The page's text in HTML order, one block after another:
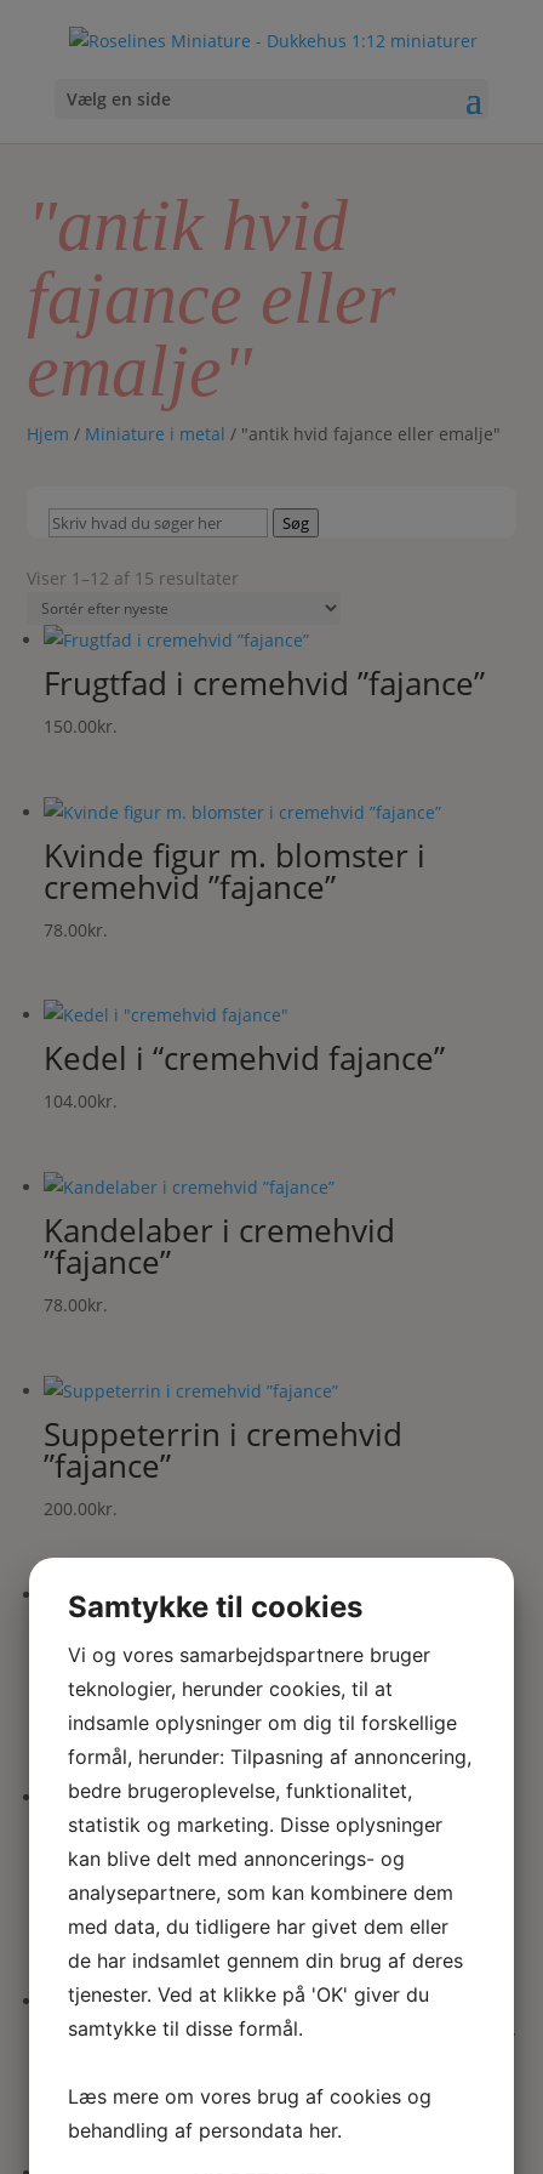
Vælg en side
"antik hvid
fajance eller
emalje"
Hjem / Miniature i metal / "antik hvid fajance eller emalje"
Skriv
du
søger
her
Søg
Viser 1–12 af 15 resultater
seneste
Frugtfad i cremehvid ”fajance”
150.00kr.
Kvinde figur m. blomster i
cremehvid ”fajance”
78.00kr.
Kedel i “cremehvid fajance”
104.00kr.
Kandelaber i cremehvid
”fajance”
78.00kr.
Suppeterrin i cremehvid
”fajance”
200.00kr.
Køkkevægt i cremehvid
“emalje”
108.00
Serveringsfad m låg i
cremehvid ”fajance”
kr.
Barometer i cremehvid ”emalje”
120.00 kr.
Samtykke til cookies
Vi og vores samarbejdspartnere bruger
teknologier, herunder cookies, til at
indsamle oplysninger om dig til forskellige
formål, herunder: Tilpasning af annoncering,
bedre brugeroplevelse, funktionalitet,
statistik og marketing. Disse oplysninger
kan blive delt med annoncerings- og
analysepartnere, som kan kombinere dem
med data, du tidligere har givet dem eller
de har indsamlet gennem din brug af deres
tjenester. Ved at klikke på 'OK' giver du
samtykke til disse formål.
Læs mere om vores brug af cookies og
behandling af persondata her.